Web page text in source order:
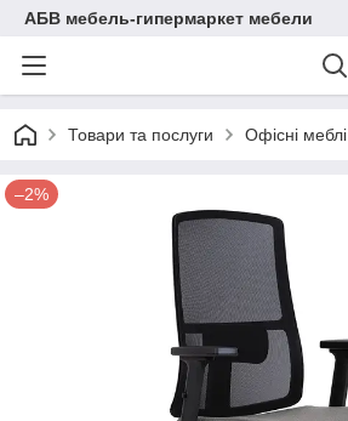
АБВ мебель-гипермаркет мебели
Товари та послуги Офісні меблі
–2%